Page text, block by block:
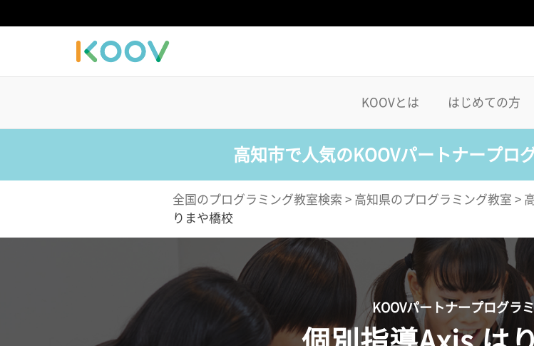
KOOVとは はじめての方
高知市で人気のKOOVパートナープロ
全国のプログラミング教室検索 > 高知県のプログラミング教室 >
りまや橋校
KOOVパートナープログラ